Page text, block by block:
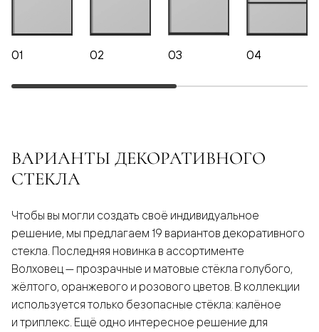
01 02 03 04
ВАРИАНТЫ ДЕКОРАТИВНОГО
СТЕКЛА
Чтобы вы могли создать своё индивидуальное
решение, мы предлагаем 19 вариантов декоративного
стекла. Последняя новинка в ассортименте
Волховец — прозрачные и матовые стёкла голубого,
жёлтого, оранжевого и розового цветов. В коллекции
используется только безопасные стёкла: калёное
и триплекс. Ещё одно интересное решение для